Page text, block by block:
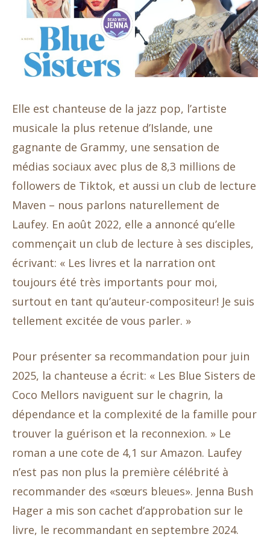
Elle est chanteuse de la jazz pop, l’artiste
musicale la plus retenue d’Islande, une
gagnante de Grammy, une sensation de
médias sociaux avec plus de 8,3 millions de
followers de Tiktok, et aussi un club de lecture
Maven – nous parlons naturellement de
Laufey. En août 2022, elle a annoncé qu’elle
commençait un club de lecture à ses disciples,
écrivant: « Les livres et la narration ont
toujours été très importants pour moi,
surtout en tant qu’auteur-compositeur! Je suis
tellement excitée de vous parler. »
Pour présenter sa recommandation pour juin
2025, la chanteuse a écrit: « Les Blue Sisters de
Coco Mellors naviguent sur le chagrin, la
dépendance et la complexité de la famille pour
trouver la guérison et la reconnexion. » Le
roman a une cote de 4,1 sur Amazon. Laufey
n’est pas non plus la première célébrité à
recommander des «sœurs bleues». Jenna Bush
Hager a mis son cachet d’approbation sur le
livre, le recommandant en septembre 2024.